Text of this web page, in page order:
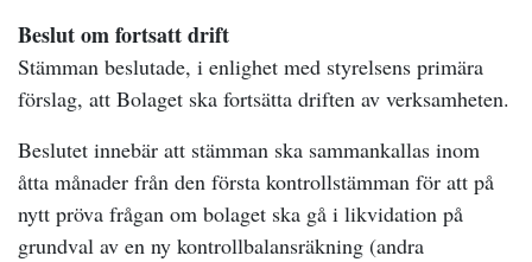
Beslut om fortsatt drift
Stämman beslutade, i enlighet med styrelsens primära
förslag, att Bolaget ska fortsätta driften av verksamheten.
Beslutet innebär att stämman ska sammankallas inom
åtta månader från den första kontrollstämman för att på
nytt pröva frågan om bolaget ska gå i likvidation på
grundval av en ny kontrollbalansräkning (andra